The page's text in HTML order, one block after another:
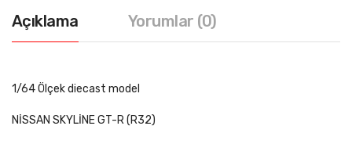
Açıklama Yorumlar (0)
1/64 Ölçek diecast model
NİSSAN SKYLİNE GT-R (R32)